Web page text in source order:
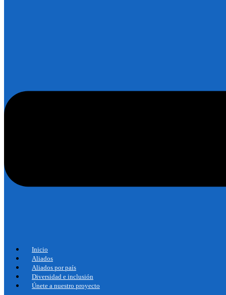
Inicio
Aliados
Aliados por país
Diversidad e inclusión
Únete a nuestro proyecto